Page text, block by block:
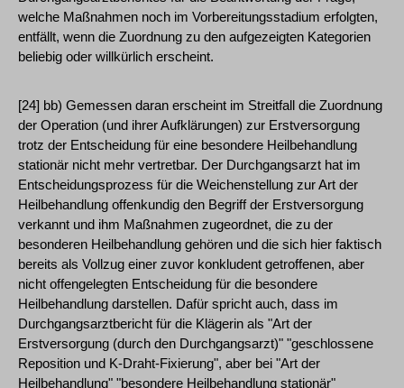
welche Maßnahmen noch im Vorbereitungsstadium erfolgten,
entfällt, wenn die Zuordnung zu den aufgezeigten Kategorien
beliebig oder willkürlich erscheint.
[24] bb) Gemessen daran erscheint im Streitfall die Zuordnung
der Operation (und ihrer Aufklärungen) zur Erstversorgung
trotz der Entscheidung für eine besondere Heilbehandlung
stationär nicht mehr vertretbar. Der Durchgangsarzt hat im
Entscheidungsprozess für die Weichenstellung zur Art der
Heilbehandlung offenkundig den Begriff der Erstversorgung
verkannt und ihm Maßnahmen zugeordnet, die zu der
besonderen Heilbehandlung gehören und die sich hier faktisch
bereits als Vollzug einer zuvor konkludent getroffenen, aber
nicht offengelegten Entscheidung für die besondere
Heilbehandlung darstellen. Dafür spricht auch, dass im
Durchgangsarztbericht für die Klägerin als "Art der
Erstversorgung (durch den Durchgangsarzt)" "geschlossene
Reposition und K-Draht-Fixierung", aber bei "Art der
Heilbehandlung" "besondere Heilbehandlung stationär"